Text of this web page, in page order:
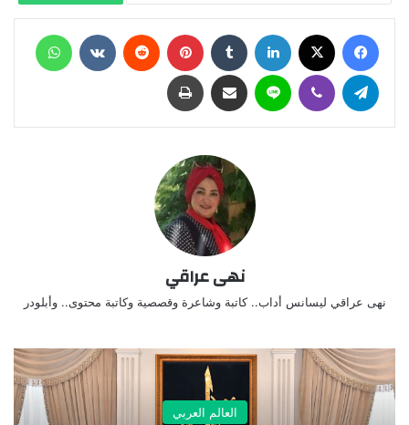
نهى عراقي
نهى عراقي ليسانس أداب.. كاتبة وشاعرة وقصصية وكاتبة محتوى.. وأبلودر
العربي العالم